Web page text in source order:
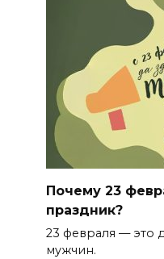
Почему 23
праздник?
23 февраля — это
мужчин.